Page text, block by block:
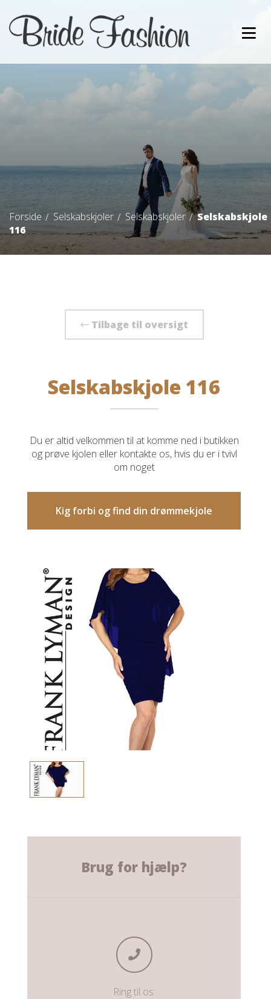
Forside Selskabskjoler Selskabskjoler
Selskabskjole
116
Tilbage til oversigt
Selskabskjole 116
Du er altid velkommen til at komme ned i butikken
og prøve kjolen eller kontakte os, hvis du er i tvivl
om noget
Kig forbi og find din drømmekjole
Brug for hjælp?
Ring til os: